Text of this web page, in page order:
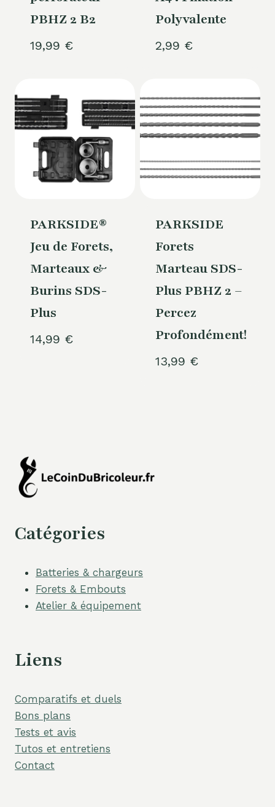
PBHZ 2 B2
19,99 €
Polyvalente
2,99 €
PARKSIDE®
Jeu de Forets,
Marteaux &
Burins SDS-
Plus
14,99 €
PARKSIDE
Forets
Marteau SDS-
Plus PBHZ 2 –
Percez
Profondément!
13,99 €
Catégories
Batteries & chargeurs
Forets & Embouts
Atelier & équipement
Liens
Comparatifs et duels
Bons plans
Tests et avis
Tutos et entretiens
Contact